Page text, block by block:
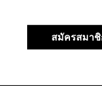
สมัครสมา
บริษัทของเรา